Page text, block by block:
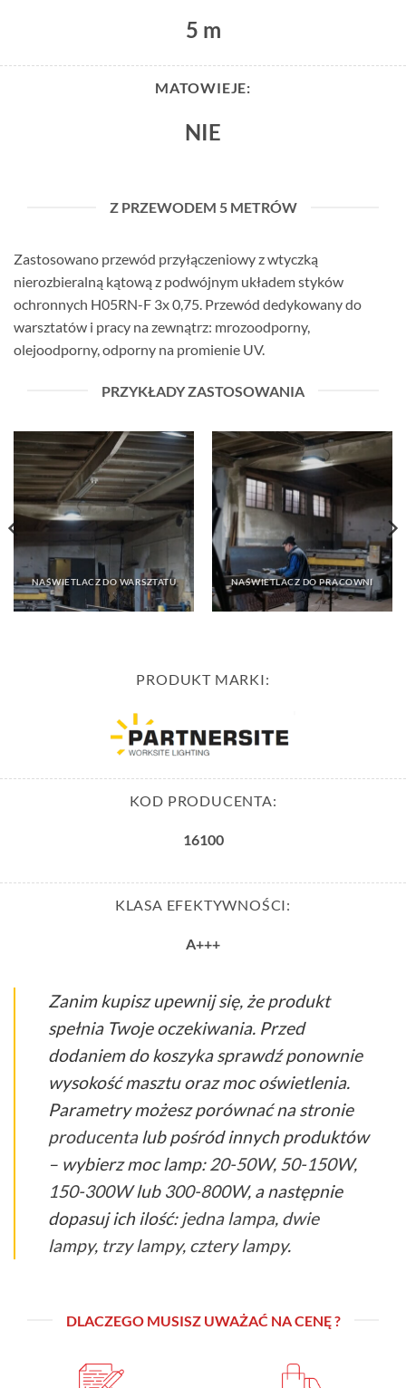
5 m
MATOWIEJE:
NIE
Z PRZEWODEM 5 METRÓW
Zastosowano przewód przyłączeniowy z wtyczką
nierozbieralną kątową z podwójnym układem styków
ochronnych H05RN-F 3x 0,75. Przewód dedykowany do
warsztatów i pracy na zewnątrz: mrozoodporny,
olejoodporny, odporny na promienie UV.
PRZYKŁADY ZASTOSOWANIA
NAŚWIETLACZ DO WARSZTATU NAŚWIETLACZ DO PRACOWNI
PRODUKT MARKI:
KOD PRODUCENTA:
16100
KLASA EFEKTYWNOŚCI:
A+++
Zanim kupisz upewnij się, że produkt
spełnia Twoje oczekiwania. Przed
dodaniem do koszyka sprawdź ponownie
wysokość masztu oraz moc oświetlenia.
Parametry możesz porównać na stronie
producentalub pośród innych produktów
– wybierz moc lamp:20-50W, 50-150W,
150-300Wlub 300-800W, a następnie
dopasuj ich ilość: jedna lampa, dwie
lampy, trzy lampy, cztery lampy.
DLACZEGO MUSISZ UWAŻAĆ NA CENĘ ?